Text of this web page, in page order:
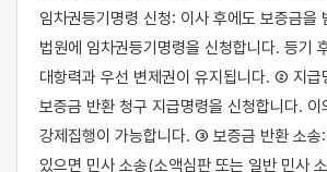
임차권등기명령 신청: 이사 후에도 보증금을
법원에 임차권등기명령을 신청합니다. 등기
대항력과 우선 변제권이 유지됩니다. ② 지급
보증금 반환 청구 지급명령을 신청합니다. 이
강제집행이 가능합니다. ③ 보증금 반환 소송
있으면 민사 소송(소액심판 또는 일반 민사